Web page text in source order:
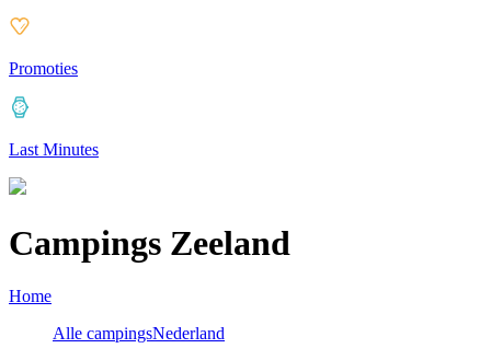
Promoties
Last Minutes
Campings Zeeland
Home
Alle campingsNederland